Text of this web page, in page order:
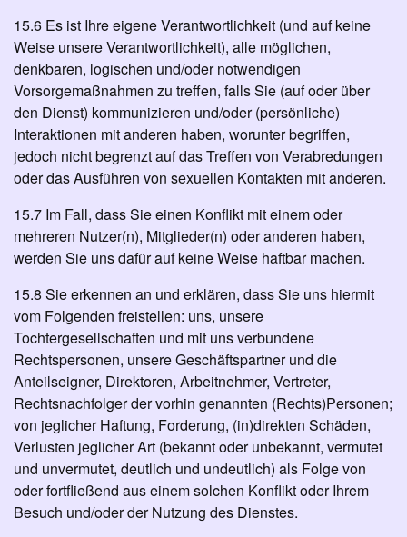
15.6 Es ist Ihre eigene Verantwortlichkeit (und auf keine
Weise unsere Verantwortlichkeit), alle möglichen,
denkbaren, logischen und/oder notwendigen
Vorsorgemaßnahmen zu treffen, falls Sie (auf oder über
den Dienst) kommunizieren und/oder (persönliche)
Interaktionen mit anderen haben, worunter begriffen,
jedoch nicht begrenzt auf das Treffen von Verabredungen
oder das Ausführen von sexuellen Kontakten mit anderen.
15.7 Im Fall, dass Sie einen Konflikt mit einem oder
mehreren Nutzer(n), Mitglieder(n) oder anderen haben,
werden Sie uns dafür auf keine Weise haftbar machen.
15.8 Sie erkennen an und erklären, dass Sie uns hiermit
vom Folgenden freistellen: uns, unsere
Tochtergesellschaften und mit uns verbundene
Rechtspersonen, unsere Geschäftspartner und die
Anteilseigner, Direktoren, Arbeitnehmer, Vertreter,
Rechtsnachfolger der vorhin genannten (Rechts)Personen;
von jeglicher Haftung, Forderung, (in)direkten Schäden,
Verlusten jeglicher Art (bekannt oder unbekannt, vermutet
und unvermutet, deutlich und undeutlich) als Folge von
oder fortfließend aus einem solchen Konflikt oder Ihrem
Besuch und/oder der Nutzung des Dienstes.